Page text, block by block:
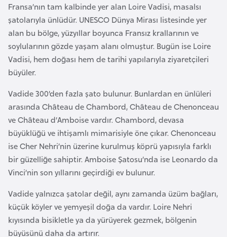
Fransa’nın tam kalbinde yer alan Loire Vadisi, masalsı
şatolarıyla ünlüdür. UNESCO Dünya Mirası listesinde yer
alan bu bölge, yüzyıllar boyunca Fransız krallarının ve
soylularının gözde yaşam alanı olmuştur. Bugün ise Loire
Vadisi, hem doğası hem de tarihi yapılarıyla ziyaretçileri
büyüler.
Vadide 300’den fazla şato bulunur. Bunlardan en ünlüleri
arasında Château de Chambord, Château de Chenonceau
ve Château d’Amboise vardır. Chambord, devasa
büyüklüğü ve ihtişamlı mimarisiyle öne çıkar. Chenonceau
ise Cher Nehri’nin üzerine kurulmuş köprü yapısıyla farklı
bir güzelliğe sahiptir. Amboise Şatosu’nda ise Leonardo da
Vinci’nin son yıllarını geçirdiği ev bulunur.
Vadide yalnızca şatolar değil, aynı zamanda üzüm bağları,
küçük köyler ve yemyeşil doğa da vardır. Loire Nehri
kıyısında bisikletle ya da yürüyerek gezmek, bölgenin
büyüsünü daha da artırır.
m
e
n
i
s
t
a
n
E
s
t
o
y
a